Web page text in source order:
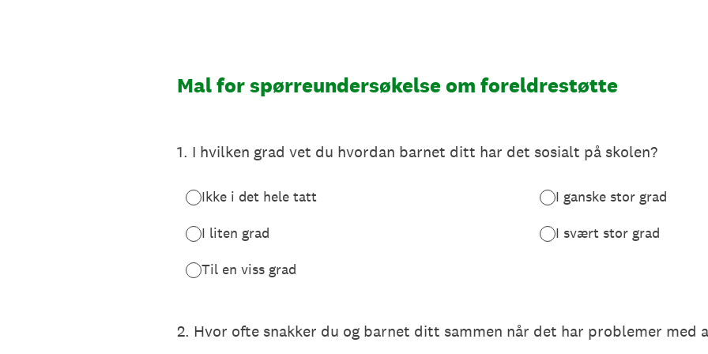
Mal for spørreundersøkelse om foreldrestøtte
1. I hvilken grad vet du hvordan barnet ditt har det sosialt på skolen?
Ikke i det hele tatt
I liten grad
Til en viss grad
I ganske stor grad
I svært stor grad
2. Hvor ofte snakker du og barnet ditt sammen når det har problemer med